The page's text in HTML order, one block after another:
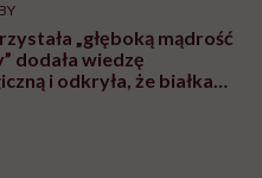
społecznościowych.
co można zrobić, to
hasło”